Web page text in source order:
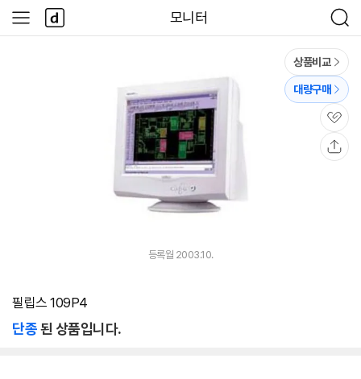
모니터
검
색
사
이
다
나
와
상품비교
대량구매
관
심
등록월 2003.10.
필립스 109P4
단종된 상품입니다.